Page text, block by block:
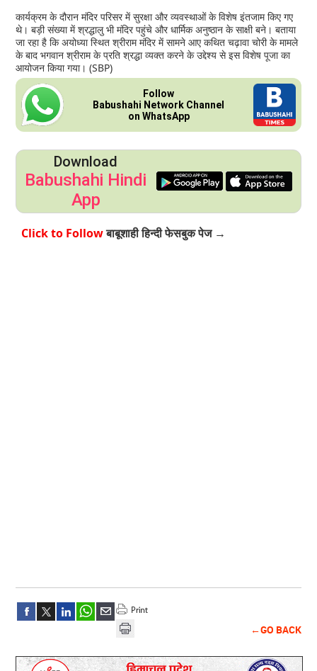
कार्यक्रम के दौरान मंदिर परिसर में सुरक्षा और व्यवस्थाओं के विशेष इंतजाम किए गए
थे। बड़ी संख्या में श्रद्धालु भी मंदिर पहुंचे और धार्मिक अनुष्ठान के साक्षी बने। बताया
जा रहा है कि अयोध्या स्थित श्रीराम मंदिर में सामने आए कथित चढ़ावा चोरी के मामले
के बाद भगवान श्रीराम के प्रति श्रद्धा व्यक्त करने के उद्देश्य से इस विशेष पूजा का
आयोजन किया गया। (SBP)
Follow
Babushahi Network Channel
on WhatsApp
Download
Babushahi Hindi
App
Click to Followबाबूशाही हिन्दी फेसबुक पेज →
←GO BACK